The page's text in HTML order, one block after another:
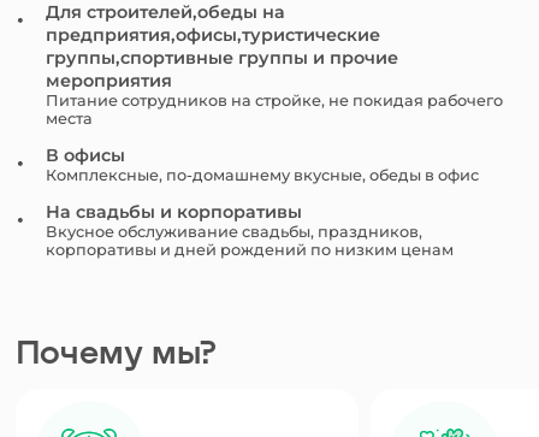
Для строителей,обеды на
предприятия,офисы,туристические
группы,спортивные группы и прочие
мероприятия
Питание сотрудников на стройке, не покидая рабочего
места
В офисы
Комплексные, по-домашнему вкусные, обеды в офис
На свадьбы и корпоративы
Вкусное обслуживание свадьбы, праздников,
корпоративы и дней рождений по низким ценам
Почему мы?